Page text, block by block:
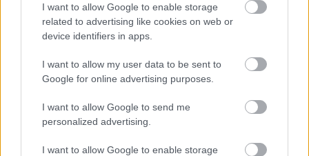
I want to allow Google to enable storage
related to advertising like cookies on web or
device identifiers in apps.
I want to allow my user data to be sent to
Google for online advertising purposes.
I want to allow Google to send me
personalized advertising.
I want to allow Google to enable storage
lett a Fővárosi Ítélőtábla polgári kollégiumának
tanácselnöke, miközben a kinevezéséről
véleménynyilvánításra jogosult bírák több mint
hetven százaléka ellene szavazott. Amúgy egy
nemzetközi felmérés szerint a hazai bírói karból
válaszolók 42…